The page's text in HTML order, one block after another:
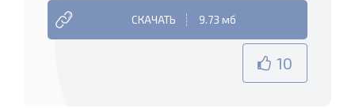
СКАЧАТЬ 9.73 мб
10